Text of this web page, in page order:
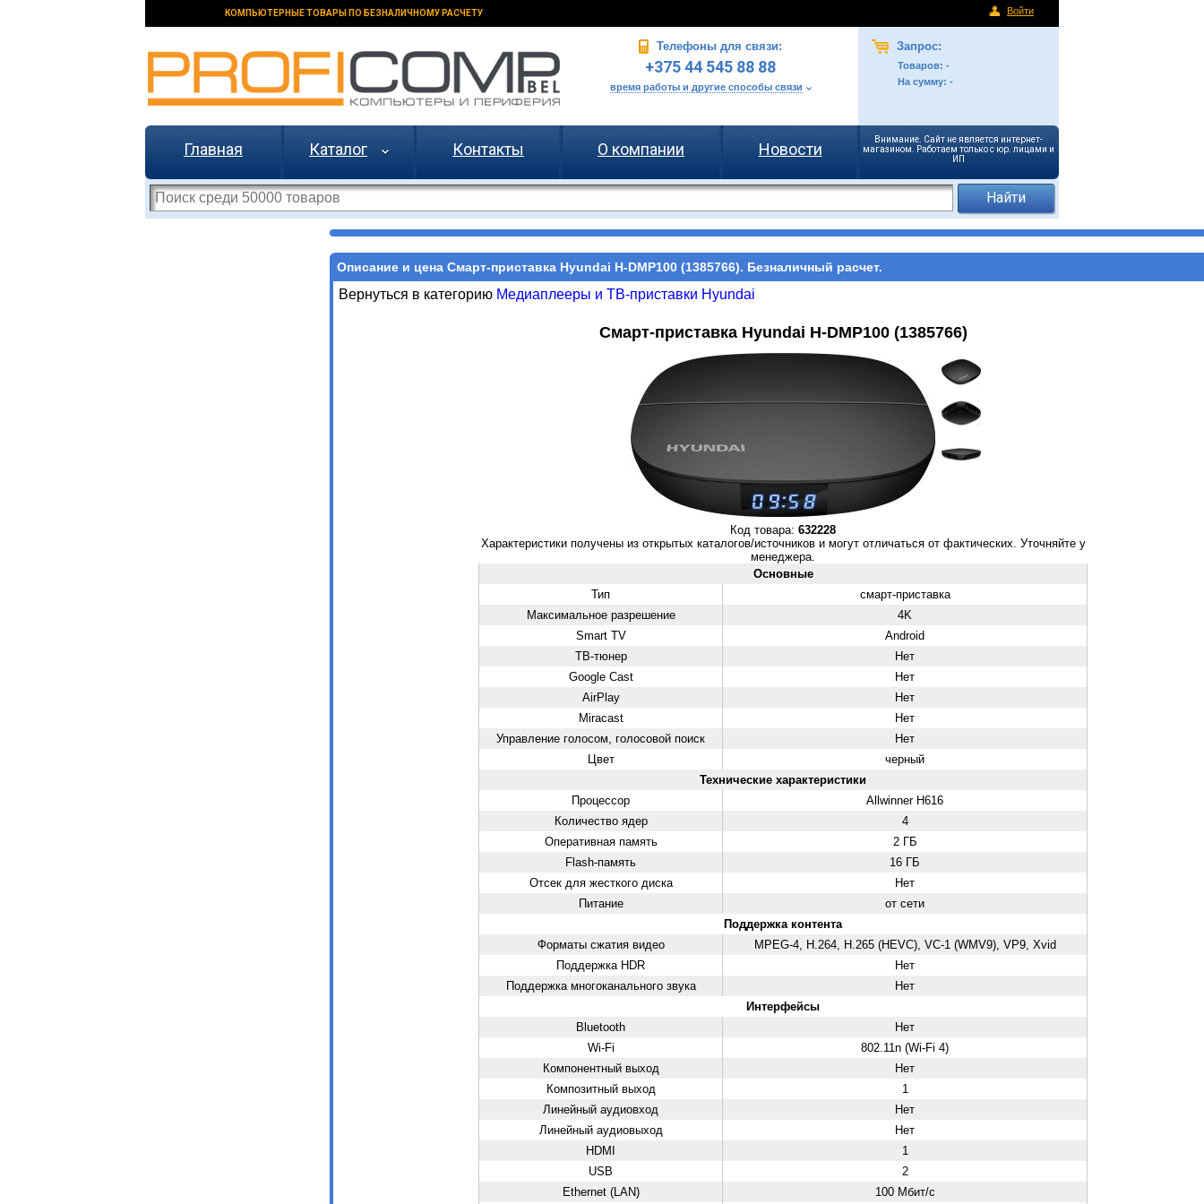
КОМПЬЮТЕРНЫЕ ТОВАРЫ ПО БЕЗНАЛИЧНОМУ РАСЧЕТУ Войти
Телефоны для связи:
+375 44 545 88 88
время работы и другие способы связи
Запрос:
Товаров: -
На сумму: -
Главная Каталог Контакты О компании Новости
Внимание. Сайт не является интернет-
магазином. Работаем только с юр. лицами и
ИП
Описание и цена Смарт-приставка Hyundai H-DMP100 (1385766). Безналичный расчет.
Вернуться в категорию Медиаплееры и ТВ-приставки Hyundai
Смарт-приставка Hyundai H-DMP100 (1385766)
Код товара: 632228
Характеристики получены из открытых каталогов/источников и могут отличаться от фактических. Уточняйте у
менеджера.
Основные
Тип
смарт-приставка
Максимальное разрешение
4K
Smart TV
Android
ТВ-тюнер
Нет
Google Cast
Нет
AirPlay
Нет
Miracast
Нет
Управление голосом, голосовой поиск
Нет
Цвет
черный
Технические характеристики
Процессор
Allwinner H616
Количество ядер
4
Оперативная память
2 ГБ
Flash-память
16 ГБ
Отсек для жесткого диска
Нет
Питание
от сети
Поддержка контента
Форматы сжатия видео
MPEG-4, H.264, H.265 (HEVC), VC-1 (WMV9), VP9, Xvid
Поддержка HDR
Нет
Поддержка многоканального звука
Нет
Интерфейсы
Bluetooth
Нет
Wi-Fi
802.11n (Wi-Fi 4)
Компонентный выход
Нет
Композитный выход
1
Линейный аудиовход
Нет
Линейный аудиовыход
Нет
HDMI
1
USB
2
Ethernet (LAN)
100 Мбит/с